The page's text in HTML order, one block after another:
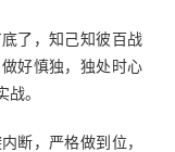
了，知己知彼百战
好慎独，独处时心
。
断，严格做到位，